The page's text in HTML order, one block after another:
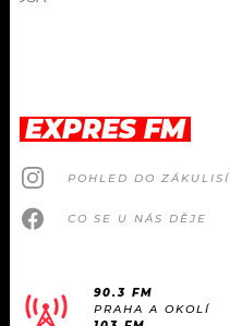
EXPRES FM
POHLED DO ZÁKULISÍ
CO SE U NÁS DĚJE
90.3 FM
PRAHA A OKOLÍ